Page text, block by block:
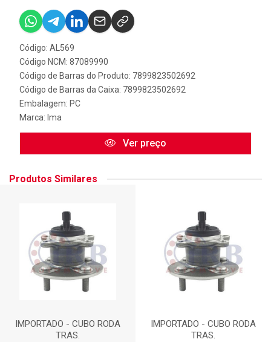
Código: AL569
Código NCM: 87089990
Código de Barras do Produto: 7899823502692
Código de Barras da Caixa: 7899823502692
Embalagem: PC
Marca: Ima
Ver preço
Produtos Similares
IMPORTADO - CUBO RODA
TRAS.
IMPORTADO - CUBO RODA
TRAS.